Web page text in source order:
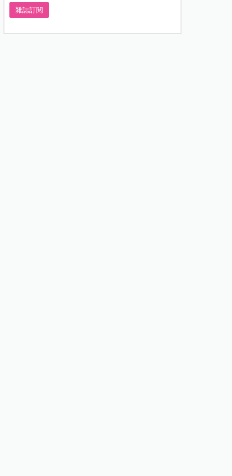
雜誌訂閱